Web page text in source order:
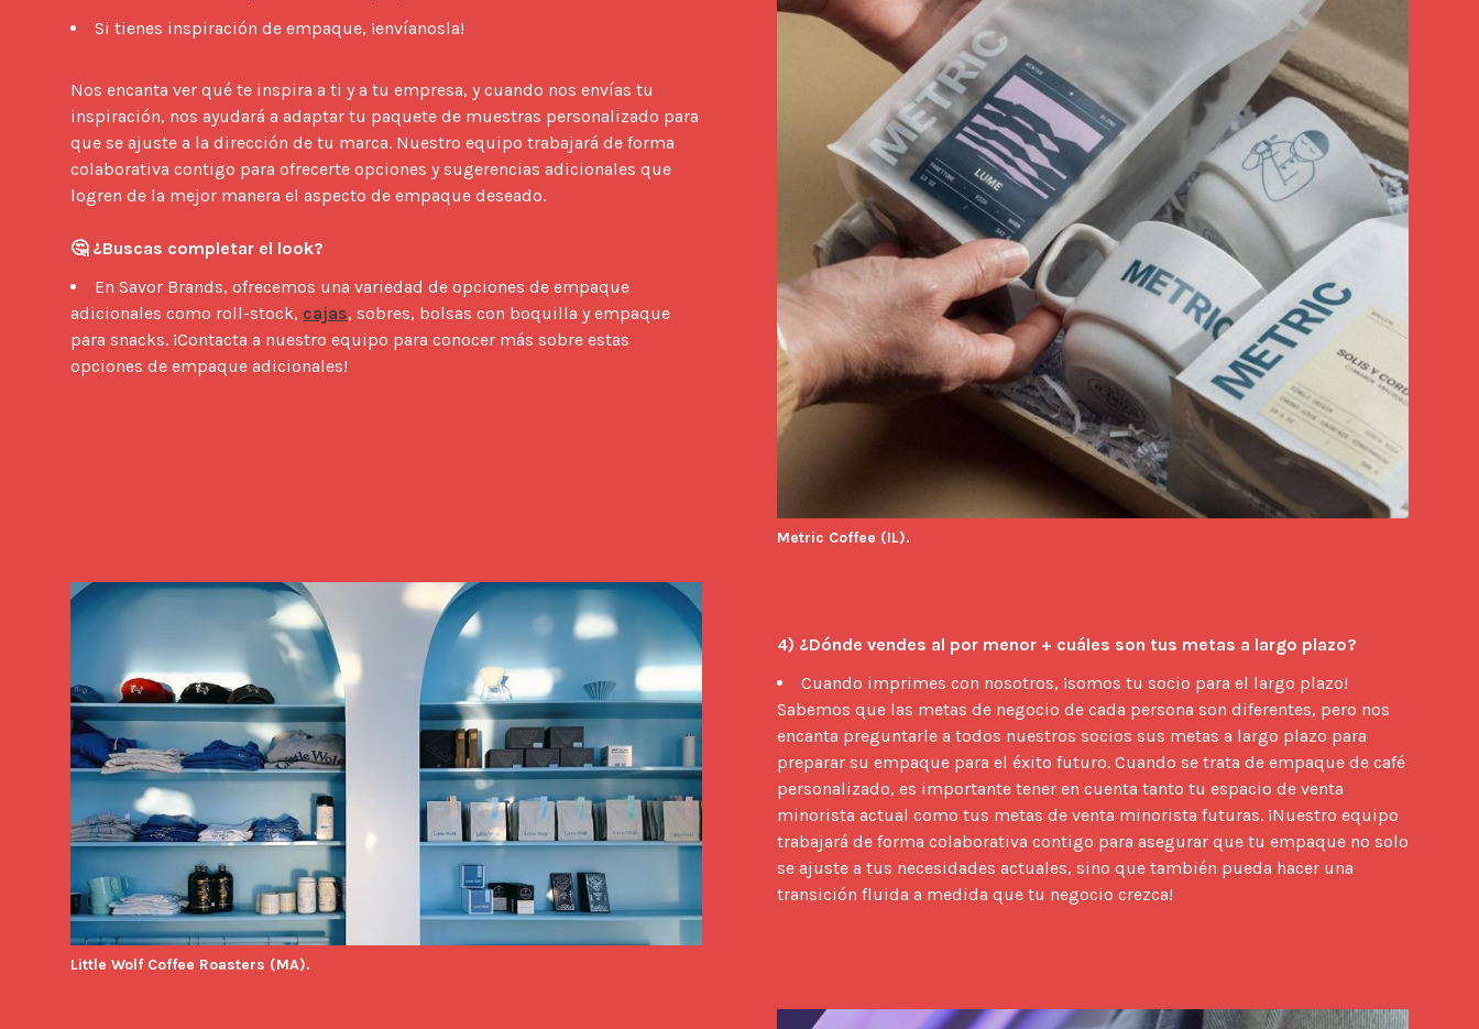
Si tienes inspiración de empaque, ¡envíanosla!
Nos encanta ver qué te inspira a ti y a tu empresa, y cuando nos envías tu
inspiración, nos ayudará a adaptar tu paquete de muestras personalizado para
que se ajuste a la dirección de tu marca. Nuestro equipo trabajará de forma
colaborativa contigo para ofrecerte opciones y sugerencias adicionales que
logren de la mejor manera el aspecto de empaque deseado.
🤔 ¿Buscas completar el look?
En Savor Brands, ofrecemos una variedad de opciones de empaque
adicionales como roll-stock, cajas, sobres, bolsas con boquilla y empaque
para snacks. ¡Contacta a nuestro equipo para conocer más sobre estas
opciones de empaque adicionales!
Metric Coffee (IL).
4) ¿Dónde vendes al por menor + cuáles son tus metas a largo plazo?
Cuando imprimes con nosotros, ¡somos tu socio para el largo plazo!
Sabemos que las metas de negocio de cada persona son diferentes, pero nos
encanta preguntarle a todos nuestros socios sus metas a largo plazo para
preparar su empaque para el éxito futuro. Cuando se trata de empaque de café
personalizado, es importante tener en cuenta tanto tu espacio de venta
minorista actual como tus metas de venta minorista futuras. ¡Nuestro equipo
trabajará de forma colaborativa contigo para asegurar que tu empaque no solo
se ajuste a tus necesidades actuales, sino que también pueda hacer una
transición fluida a medida que tu negocio crezca!
Little Wolf Coffee Roasters (MA).